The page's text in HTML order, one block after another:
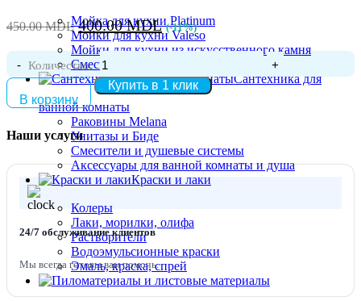
Мойка для кухни Platinum
Мойки для кухни Valeso
Мойки для кухни из искусственного камня
Смесителя для кухни
Сантехника для
ванной комнаты
Раковины Melana
Унитазы и Биде
Смесители и душевые системы
Аксессуары для ванной комнаты и душа
Краски и лаки
Колеры
Лаки, морилки, олифа
Растворители
Водоэмульсионные краски
Эмаль, краска, спрей
Тип Ершик для унитаза
Серия 865 серия
Материал Нержавеющая сталь
Ширина упаковки, мм 156
Глубина упаковки, мм 136
Высота упаковки, мм 385
450.00MDL Первоначальная
цена
составляла
450.00 MDL.
400.00MDLТекущая
цена:
(-11%)
Количество:
В корзину
Купить в 1 клик
Наши услуги
24/7 обслуживание клиентов
Мы всегда готовы вам помочь.